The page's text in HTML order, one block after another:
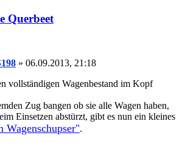
Querbeet
» 06.09.2013, 21:18
vollständigen Wagenbestand im Kopf
Zug bangen ob sie alle Wagen haben,
Einsetzen abstürzt, gibt es nun ein kleines
Wagenschupser".